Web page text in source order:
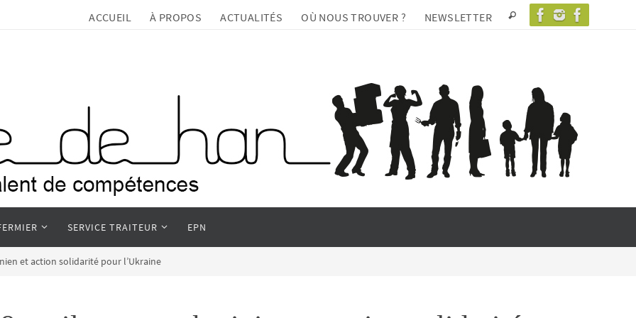
ACCUEIL À PROPOS ACTUALITÉS OÙ NOUS TROUVER ? NEWSLETTER
SERVICE TRAITEUR EPN
et action solidarité pour l’Ukraine